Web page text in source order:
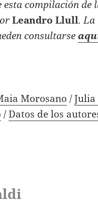
esta compilación de
Leandro Llull. La
consultarse
Morosano /
/Datos de los